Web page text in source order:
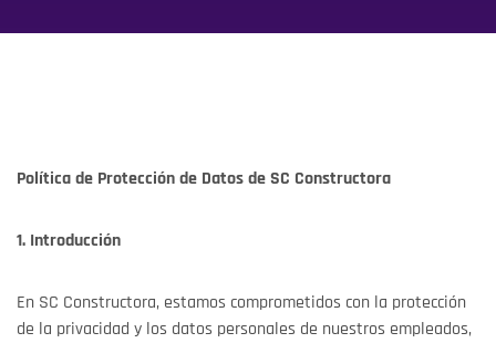
Política de Protección de Datos de SC Constructora
1. Introducción
En SC Constructora, estamos comprometidos con la protección
de la privacidad y los datos personales de nuestros empleados,